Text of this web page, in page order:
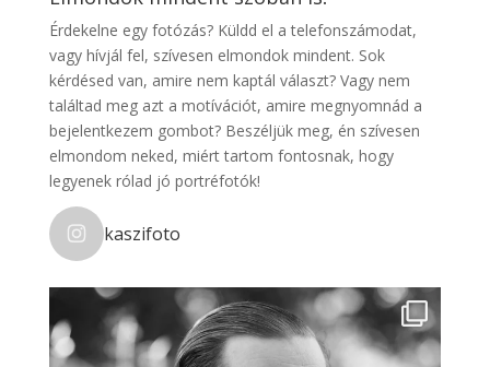
Érdekelne egy fotózás? Küldd el a telefonszámodat,
vagy hívjál fel, szívesen elmondok mindent. Sok
kérdésed van, amire nem kaptál választ? Vagy nem
találtad meg azt a motívációt, amire megnyomnád a
bejelentkezem gombot? Beszéljük meg, én szívesen
elmondom neked, miért tartom fontosnak, hogy
legyenek rólad jó portréfotók!
kaszifoto